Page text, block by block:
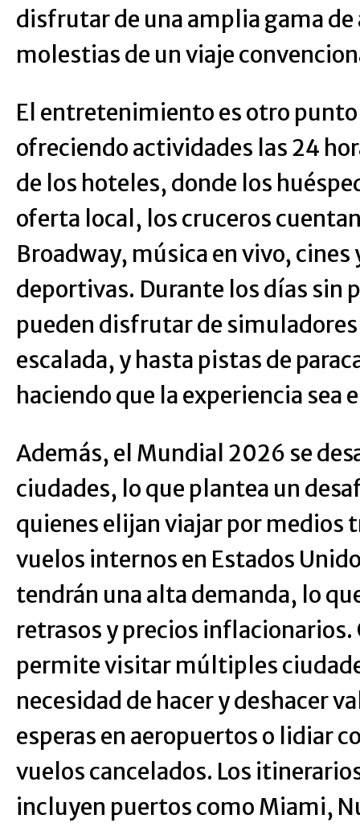
disfrutar de una amplia gama
molestias de un viaje
El entretenimiento es otro
ofreciendo actividades las 24
de los hoteles, donde los
oferta local, los cruceros
Broadway, música en vivo,
deportivas. Durante los días sin
pueden disfrutar de
escalada, y hasta pistas de
haciendo que la experiencia sea
Además, el Mundial 2026 se
ciudades, lo que plantea un
quienes elijan viajar por medios
vuelos internos en Estados
tendrán una alta demanda, lo
retrasos y precios
permite visitar múltiples
necesidad de hacer y deshacer
esperas en aeropuertos o lidiar
vuelos cancelados. Los
incluyen puertos como Miami,